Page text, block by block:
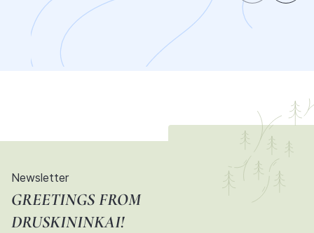
Newsletter
GREETINGS FROM
DRUSKININKAI!